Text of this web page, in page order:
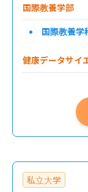
国際教養学部
国際教養学
健康データサイ
私立大学